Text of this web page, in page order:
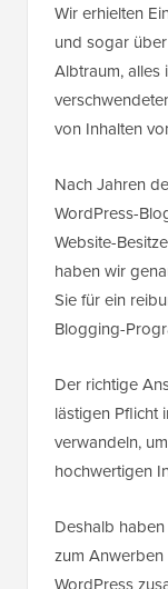
Wir erhielten
und sogar
Albtraum, alles
von Inhalten
Nach Jahren
WordPress-
Website-
haben wir
Sie für ein
Blogging-
Der richtige
lästigen Pflicht
verwandeln,
hochwertigen
Deshalb
zum